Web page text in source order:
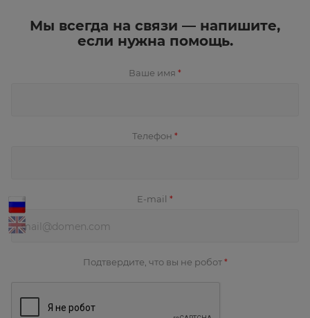
Мы всегда на связи — напишите,
если нужна помощь.
Ваше имя *
Телефон *
E-mail *
Подтвердите, что вы не робот *